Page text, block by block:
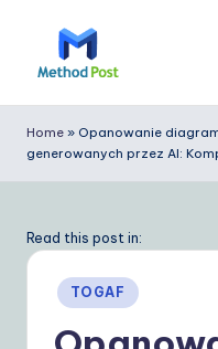
e
t
o
Home » Opanowanie
generowanych przez AI:
Read this post in:
Posted
in
TOGAF